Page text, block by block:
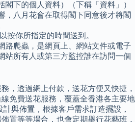
閣下的個人資料）（下稱「資料」）
，八月花會在取得閣下同意後才將閣
按你所指定的時間送到。
路爬蟲，是網頁上、網站文件或電子
站所有人或第三方監控誰在訪問一個
，透過網上付款，送花方便又快捷，
免費送花服務，覆蓋全香港各主要地
與佈置，根據客戶需求訂造擺設，
置等等場合，也會定期舉行花藝班，